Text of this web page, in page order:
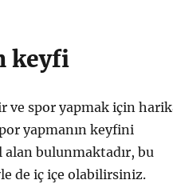
keyfi
ve spor yapmak için
yapmanın keyfini
alan bulunmaktadır, bu
de iç içe olabilirsiniz.